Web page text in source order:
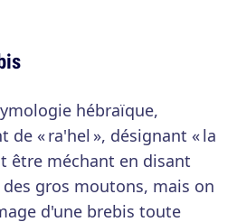
hébraïque,
de « ra'hel », désignant « la
être méchant en disant
gros moutons, mais on
d'une brebis toute